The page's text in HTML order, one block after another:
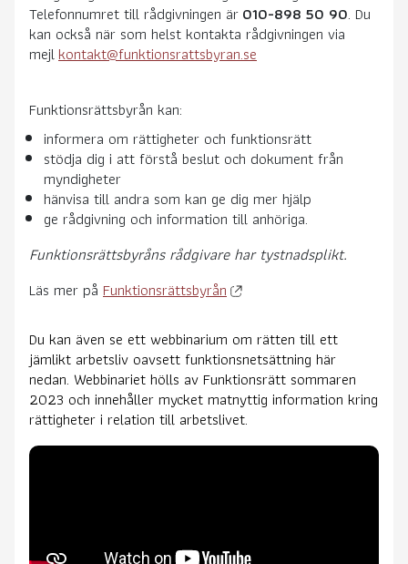
Telefonnumret till rådgivningen är010-898 50 90. Du
kan också när som helst kontakta rådgivningen via
mejlkontakt@funktionsrattsbyran.se
Funktionsrättsbyrån kan:
informera om rättigheter och funktionsrätt
stödja dig i att förstå beslut och dokument från
myndigheter
hänvisa till andra som kan ge dig mer hjälp
ge rådgivning och information till anhöriga.
Funktionsrättsbyråns rådgivare har tystnadsplikt.
Läs mer på Funktionsrättsbyrån
Du kan även se ett webbinarium om rätten till ett
jämlikt arbetsliv oavsett funktionsnetsättning här
nedan. Webbinariet hölls av Funktionsrätt sommaren
2023 och innehåller mycket matnyttig information kring
rättigheter i relation till arbetslivet.